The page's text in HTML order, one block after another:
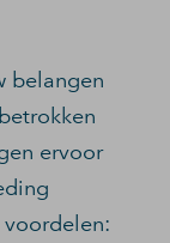
belangen
ervoor